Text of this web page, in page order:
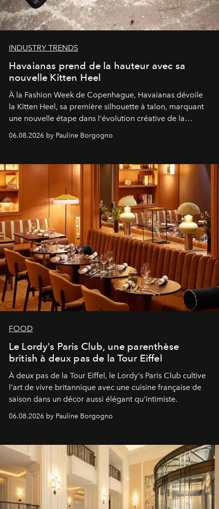
INDUSTRY TRENDS
Havaianas prend de la hauteur avec sa
nouvelle Kitten Heel
À la Fashion Week de Copenhague, Havaianas dévoile
la Kitten Heel, sa première silhouette à talon, marquant
une nouvelle étape dans l'évolution créative de la
06.08.2026 by Pauline Borgogno
FOOD
Le Lordy's Paris Club, une parenthèse
british à deux pas de la Tour Eiffel
À deux pas de la Tour Eiffel, le Lordy's Paris Club cultive
l'art de vivre britannique avec une cuisine française de
saison dans un décor aussi élégant qu'intimiste.
06.08.2026 by Pauline Borgogno